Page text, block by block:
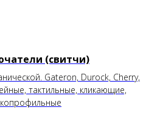
(свитчи)
Gateron, Durock, Cherry,
тактильные, кликающие,